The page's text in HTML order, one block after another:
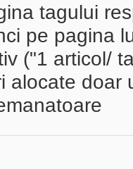
tagului
pe pagina
("1 articol/
alocate doar